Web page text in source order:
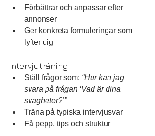
Förbättrar och anpassar efter
annonser
Ger konkreta formuleringar som
lyfter dig
Intervjuträning
Ställ frågor som: “Hur kan jag
svara på frågan ‘Vad är dina
svagheter?’”
Träna på typiska intervjusvar
Få pepp, tips och struktur